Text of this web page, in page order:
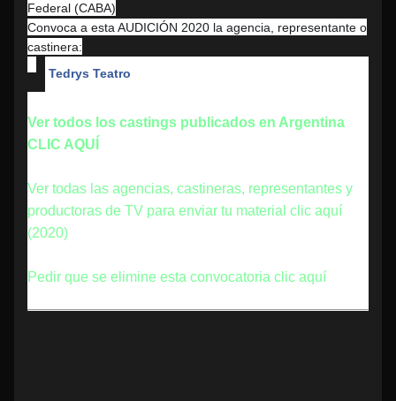
Federal (CABA)
Convoca a esta AUDICIÓN 2020 la agencia, representante o
castinera:
Tedrys Teatro
Ver todos los castings publicados en Argentina
CLIC AQUÍ
Ver todas las agencias, castineras, representantes y
productoras de TV para enviar tu material clic aquí
(2020)
Pedir que se elimine esta convocatoria clic aquí